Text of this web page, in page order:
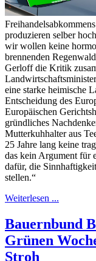
produzieren selber
wir wollen keine
brennenden
Gerloff die Kritik
eine starke heimische
Entscheidung des
Europäischen
gründliches
Mutterkuhhalter aus
25 Jahre lang keine
das kein Argument für
dafür, die
stellen.“
Weiterlesen ...
Bauernbund
Grünen
Stroh